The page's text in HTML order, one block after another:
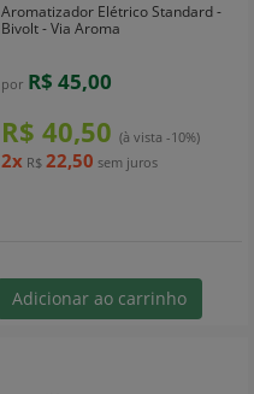
Aromatizador Elétrico Standard -
Bivolt - Via Aroma
por R$ 45,00
R$ 40,50 (à vista -10%)
2x R$ 22,50 sem juros
Adicionar ao carrinho